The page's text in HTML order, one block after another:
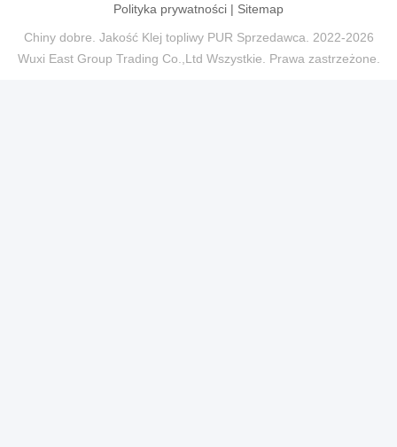
Polityka prywatności | Sitemap
Chiny dobre. Jakość Klej topliwy PUR Sprzedawca. 2022-2026
Wuxi East Group Trading Co.,Ltd Wszystkie. Prawa zastrzeżone.